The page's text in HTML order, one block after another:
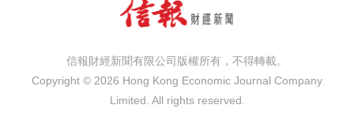
信報財經新聞有限公司版權所有，不得轉載。
Copyright © 2026 Hong Kong Economic Journal Company
Limited. All rights reserved.